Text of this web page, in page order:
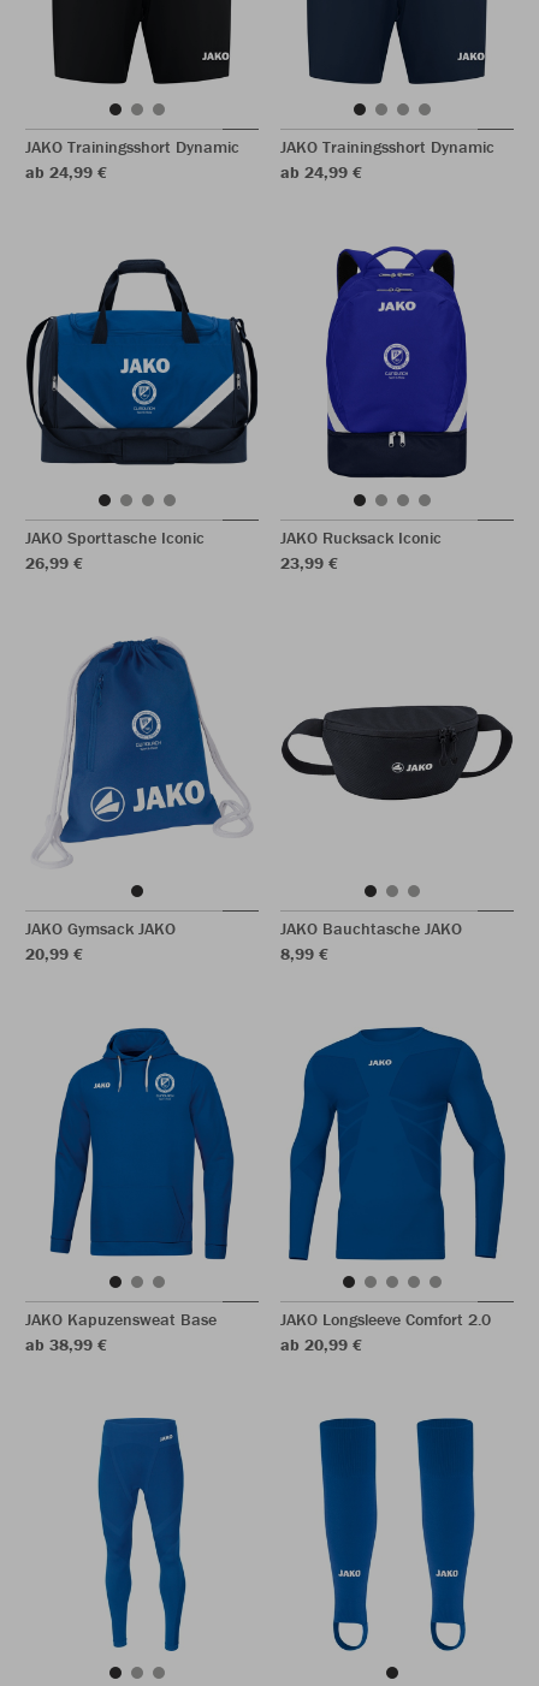
JAKO Trainingsshort Dynamic
ab 24,99 €
JAKO Trainingsshort Dynamic
ab 24,99 €
JAKO Sporttasche Iconic
26,99 €
JAKO Rucksack Iconic
23,99 €
JAKO Gymsack JAKO
20,99 €
JAKO Bauchtasche JAKO
8,99 €
JAKO Kapuzensweat Base
ab 38,99 €
JAKO Longsleeve Comfort 2.0
ab 20,99 €